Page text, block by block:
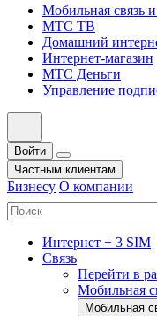
Мобильная связь
МТС ТВ
Домашний
Интернет-магазин
МТС Деньги
Управление
Войти
Частным клиентам
Бизнесу О компании
Интернет + 3 SIM
Связь
Перейти в
Мобильная
Мобильная